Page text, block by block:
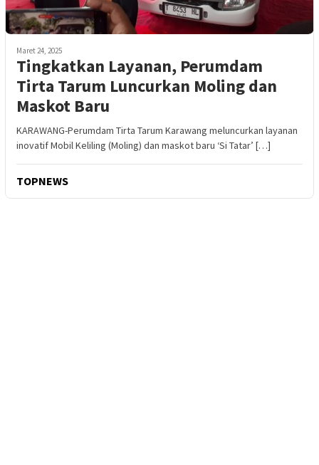
Maret 24, 2025
Tingkatkan Layanan, Perumdam
Tirta Tarum Luncurkan Moling dan
Maskot Baru
KARAWANG-Perumdam Tirta Tarum Karawang meluncurkan layanan
inovatif Mobil Keliling (Moling) dan maskot baru ‘Si Tatar’ […]
TOPNEWS